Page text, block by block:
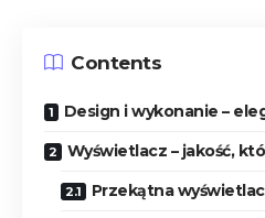
Contents
Design i wykonanie –
Wyświetlacz – jakość,
Przekątna